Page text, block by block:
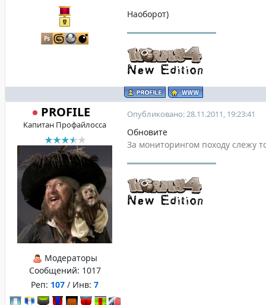
Наоборот)
PROFILE
Капитан Профайлосса
Модераторы
Сообщений: 1017
Реп: 107 / Инв: 7
Опубликовано: 28.11.2011, 19:23:41
Обновите
За мониторингом походу слежу